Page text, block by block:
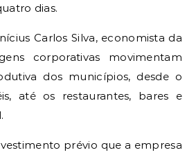
dias.
Carlos Silva, economista da
corporativas movimentam
dos municípios, desde o
até os restaurantes, bares e
prévio que a empresa